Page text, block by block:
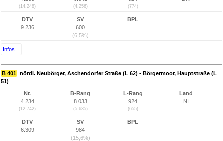
(14.248) (4.256) (774)
DTV
9.236
SV
600
(6,5%)
BPL
Infos...
B 401 nördl. Neubörger, Aschendorfer Straße (L 62) - Börgermoor, Hauptstraße (L
51)
Nr.
4.234
(12.742)
B-Rang
8.033
(5.635)
L-Rang
924
(655)
Land
NI
DTV
6.309
SV
984
(15,6%)
BPL